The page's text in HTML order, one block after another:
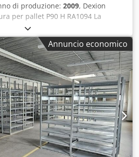
di produzione: 2009, Dexion
per pallet P90 H RA1094 La
zincata Dexion P90H è ideale per lo
offre una soluzione altamente
ogni esigenza. Informazioni sul
tipo P90 H, elementi di
Altezza x profondità 8.450 x 1.100
90 mm. Travi tipo SLI 2.700
– Carico per livello 1.200
uniformemente – Fissaggio a
Esempio: Modulo base,
modulo aggiuntivo, lunghezza 2.790
da: Crsdpfx Acsk Aa Dzelof – 2
inclusi i perni di sicurezza
da: – 1 telaio di supporto – 10
Annuncio economico